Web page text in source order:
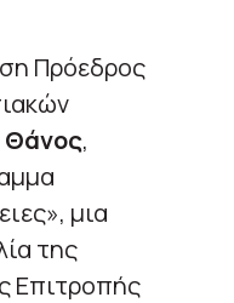
Πρόεδρος
,
μια
της
Επιτροπής